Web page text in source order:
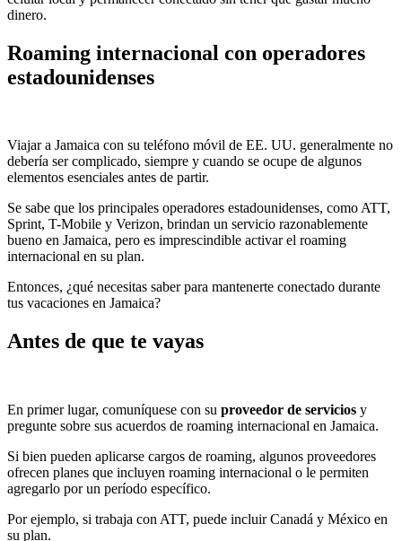
dinero.
Roaming internacional con operadores
estadounidenses
Viajar a Jamaica con su teléfono móvil de EE. UU. generalmente no
debería ser complicado, siempre y cuando se ocupe de algunos
elementos esenciales antes de partir.
Se sabe que los principales operadores estadounidenses, como ATT,
Sprint, T-Mobile y Verizon, brindan un servicio razonablemente
bueno en Jamaica, pero es imprescindible activar el roaming
internacional en su plan.
Entonces, ¿qué necesitas saber para mantenerte conectado durante
tus vacaciones en Jamaica?
Antes de que te vayas
En primer lugar, comuníquese con su proveedor de servicios y
pregunte sobre sus acuerdos de roaming internacional en Jamaica.
Si bien pueden aplicarse cargos de roaming, algunos proveedores
ofrecen planes que incluyen roaming internacional o le permiten
agregarlo por un período específico.
Por ejemplo, si trabaja con ATT, puede incluir Canadá y México en
su plan.